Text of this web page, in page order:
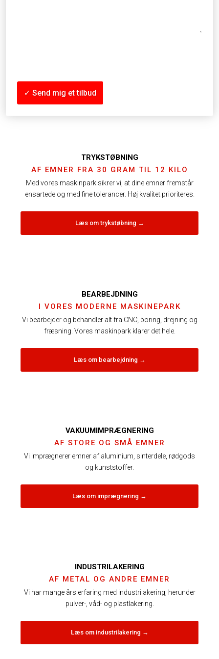
TRYKSTØBNING​
​AF EMNER FRA 30 GRAM TIL 12 KILO
Med vores maskinpark sikrer vi, at dine emner fremstår
ensartede og med fine tolerancer. Høj kvalitet prioriteres.
Læs o​m ​tryk​støbning →
BEARBEJDNING​
I VORES MODERNE MASKINEPARK
Vi bearbejder og behandler alt fra CNC, boring, drejning og
fræsning. Vores maskinpark klarer det hele.
Læs om ​bearbej​dning ​→
VAKUUMIMPRÆGNERING
AF STORE OG SMÅ EMNER
Vi imprægnerer emner af aluminium, sinterdele, rødgods
og kunststoffer.
Læs om imprægnering ​→
INDUSTRILAKERING
AF METAL OG ANDRE EMNER
Vi har mange års erfaring med industrilakering, herunder
pulver-, våd- og plastlakering.
Læs om industrilakering ​→